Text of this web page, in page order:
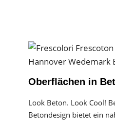
Oberflächen in
Look Beton. Look Cool!
Betondesign bietet ein